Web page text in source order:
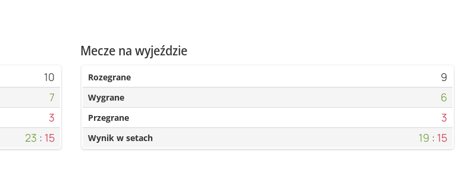
10
7
3
23 : 15
Mecze na wyjeździe
Rozegrane 9
Wygrane 6
Przegrane 3
Wynik w setach 19 : 15